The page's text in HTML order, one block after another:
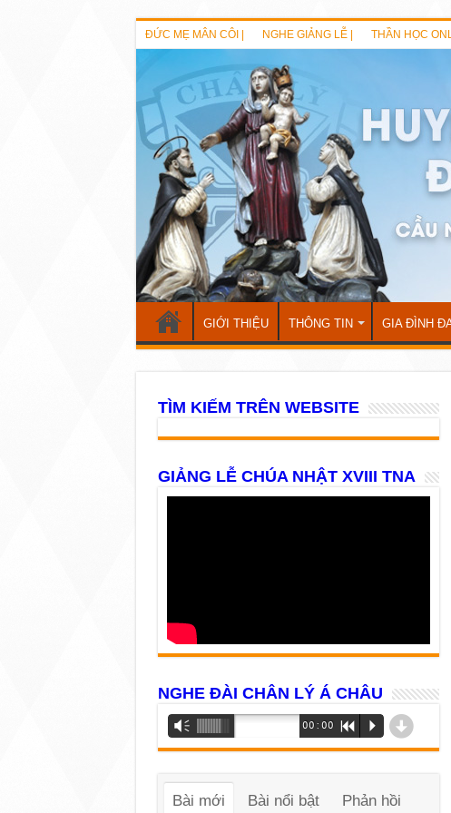
ĐỨC MẸ MÂN CÔI | NGHE GIẢNG LỄ | THẦN HỌC
GIỚI THIỆU THÔNG TIN GIA ĐÌNH
TÌM KIẾM TRÊN WEBSITE
GIẢNG LỄ CHÚA NHẬT XVIII TNA
NGHE ĐÀI CHÂN LÝ Á CHÂU
Trình
phát
âm
Vm 00:00 R P d
Bài mới Bài nổi bật Phản hồi